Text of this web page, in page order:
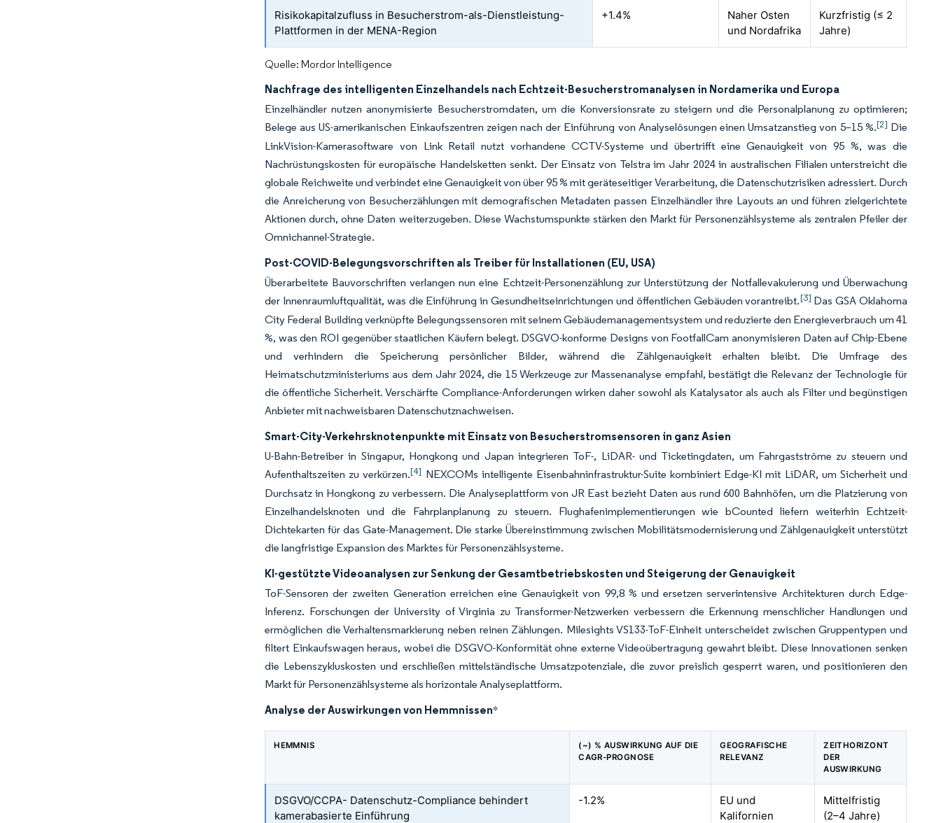
Risikokapitalzufluss in Besucherstrom-als-Dienstleistung-
Plattformen in der MENA-Region
+1.4%
Naher Osten
und Nordafrika
Kurzfristig (≤ 2
Jahre)
Quelle: Mordor Intelligence
Nachfrage des intelligenten Einzelhandels nach Echtzeit-Besucherstromanalysen in Nordamerika und Europa
Einzelhändler nutzen anonymisierte Besucherstromdaten, um die Konversionsrate zu steigern und die Personalplanung zu optimieren;
Belege aus US-amerikanischen Einkaufszentren zeigen nach der Einführung von Analyselösungen einen Umsatzanstieg von 5–15 %.[2] Die
LinkVision-Kamerasoftware von Link Retail nutzt vorhandene CCTV-Systeme und übertrifft eine Genauigkeit von 95 %, was die
Nachrüstungskosten für europäische Handelsketten senkt. Der Einsatz von Telstra im Jahr 2024 in australischen Filialen unterstreicht die
globale Reichweite und verbindet eine Genauigkeit von über 95 % mit geräteseitiger Verarbeitung, die Datenschutzrisiken adressiert. Durch
die Anreicherung von Besucherzählungen mit demografischen Metadaten passen Einzelhändler ihre Layouts an und führen zielgerichtete
Aktionen durch, ohne Daten weiterzugeben. Diese Wachstumspunkte stärken den Markt für Personenzählsysteme als zentralen Pfeiler der
Omnichannel-Strategie.
Post-COVID-Belegungsvorschriften als Treiber für Installationen (EU, USA)
Überarbeitete Bauvorschriften verlangen nun eine Echtzeit-Personenzählung zur Unterstützung der Notfallevakuierung und Überwachung
der Innenraumluftqualität, was die Einführung in Gesundheitseinrichtungen und öffentlichen Gebäuden vorantreibt.[3] Das GSA Oklahoma
City Federal Building verknüpfte Belegungssensoren mit seinem Gebäudemanagementsystem und reduzierte den Energieverbrauch um 41
%, was den ROI gegenüber staatlichen Käufern belegt. DSGVO-konforme Designs von FootfallCam anonymisieren Daten auf Chip-Ebene
und verhindern die Speicherung persönlicher Bilder, während die Zählgenauigkeit erhalten bleibt. Die Umfrage des
Heimatschutzministeriums aus dem Jahr 2024, die 15 Werkzeuge zur Massenanalyse empfahl, bestätigt die Relevanz der Technologie für
die öffentliche Sicherheit. Verschärfte Compliance-Anforderungen wirken daher sowohl als Katalysator als auch als Filter und begünstigen
Anbieter mit nachweisbaren Datenschutznachweisen.
Smart-City-Verkehrsknotenpunkte mit Einsatz von Besucherstromsensoren in ganz Asien
U-Bahn-Betreiber in Singapur, Hongkong und Japan integrieren ToF-, LiDAR- und Ticketingdaten, um Fahrgastströme zu steuern und
Aufenthaltszeiten zu verkürzen.[4] NEXCOMs intelligente Eisenbahninfrastruktur-Suite kombiniert Edge-KI mit LiDAR, um Sicherheit und
Durchsatz in Hongkong zu verbessern. Die Analyseplattform von JR East bezieht Daten aus rund 600 Bahnhöfen, um die Platzierung von
Einzelhandelsknoten und die Fahrplanplanung zu steuern. Flughafenimplementierungen wie bCounted liefern weiterhin Echtzeit-
Dichtekarten für das Gate-Management. Die starke Übereinstimmung zwischen Mobilitätsmodernisierung und Zählgenauigkeit unterstützt
die langfristige Expansion des Marktes für Personenzählsysteme.
KI-gestützte Videoanalysen zur Senkung der Gesamtbetriebskosten und Steigerung der Genauigkeit
ToF-Sensoren der zweiten Generation erreichen eine Genauigkeit von 99,8 % und ersetzen serverintensive Architekturen durch Edge-
Inferenz. Forschungen der University of Virginia zu Transformer-Netzwerken verbessern die Erkennung menschlicher Handlungen und
ermöglichen die Verhaltensmarkierung neben reinen Zählungen. Milesights VS133-ToF-Einheit unterscheidet zwischen Gruppentypen und
filtert Einkaufswagen heraus, wobei die DSGVO-Konformität ohne externe Videoübertragung gewahrt bleibt. Diese Innovationen senken
die Lebenszykluskosten und erschließen mittelständische Umsatzpotenziale, die zuvor preislich gesperrt waren, und positionieren den
Markt für Personenzählsysteme als horizontale Analyseplattform.
Analyse der Auswirkungen von Hemmnissen*
HEMMNIS
(~) % AUSWIRKUNG AUF DIE
CAGR-PROGNOSE
GEOGRAFISCHE
RELEVANZ
ZEITHORIZONT
DER
AUSWIRKUNG
DSGVO/CCPA- Datenschutz-Compliance behindert
kamerabasierte Einführung
-1.2%
EU und
Kalifornien
Mittelfristig
(2–4 Jahre)